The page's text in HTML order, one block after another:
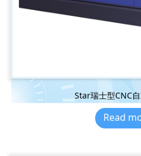
Star瑞士型CNC
Read